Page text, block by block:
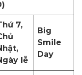
7,
lễ
Big
Smile
Day